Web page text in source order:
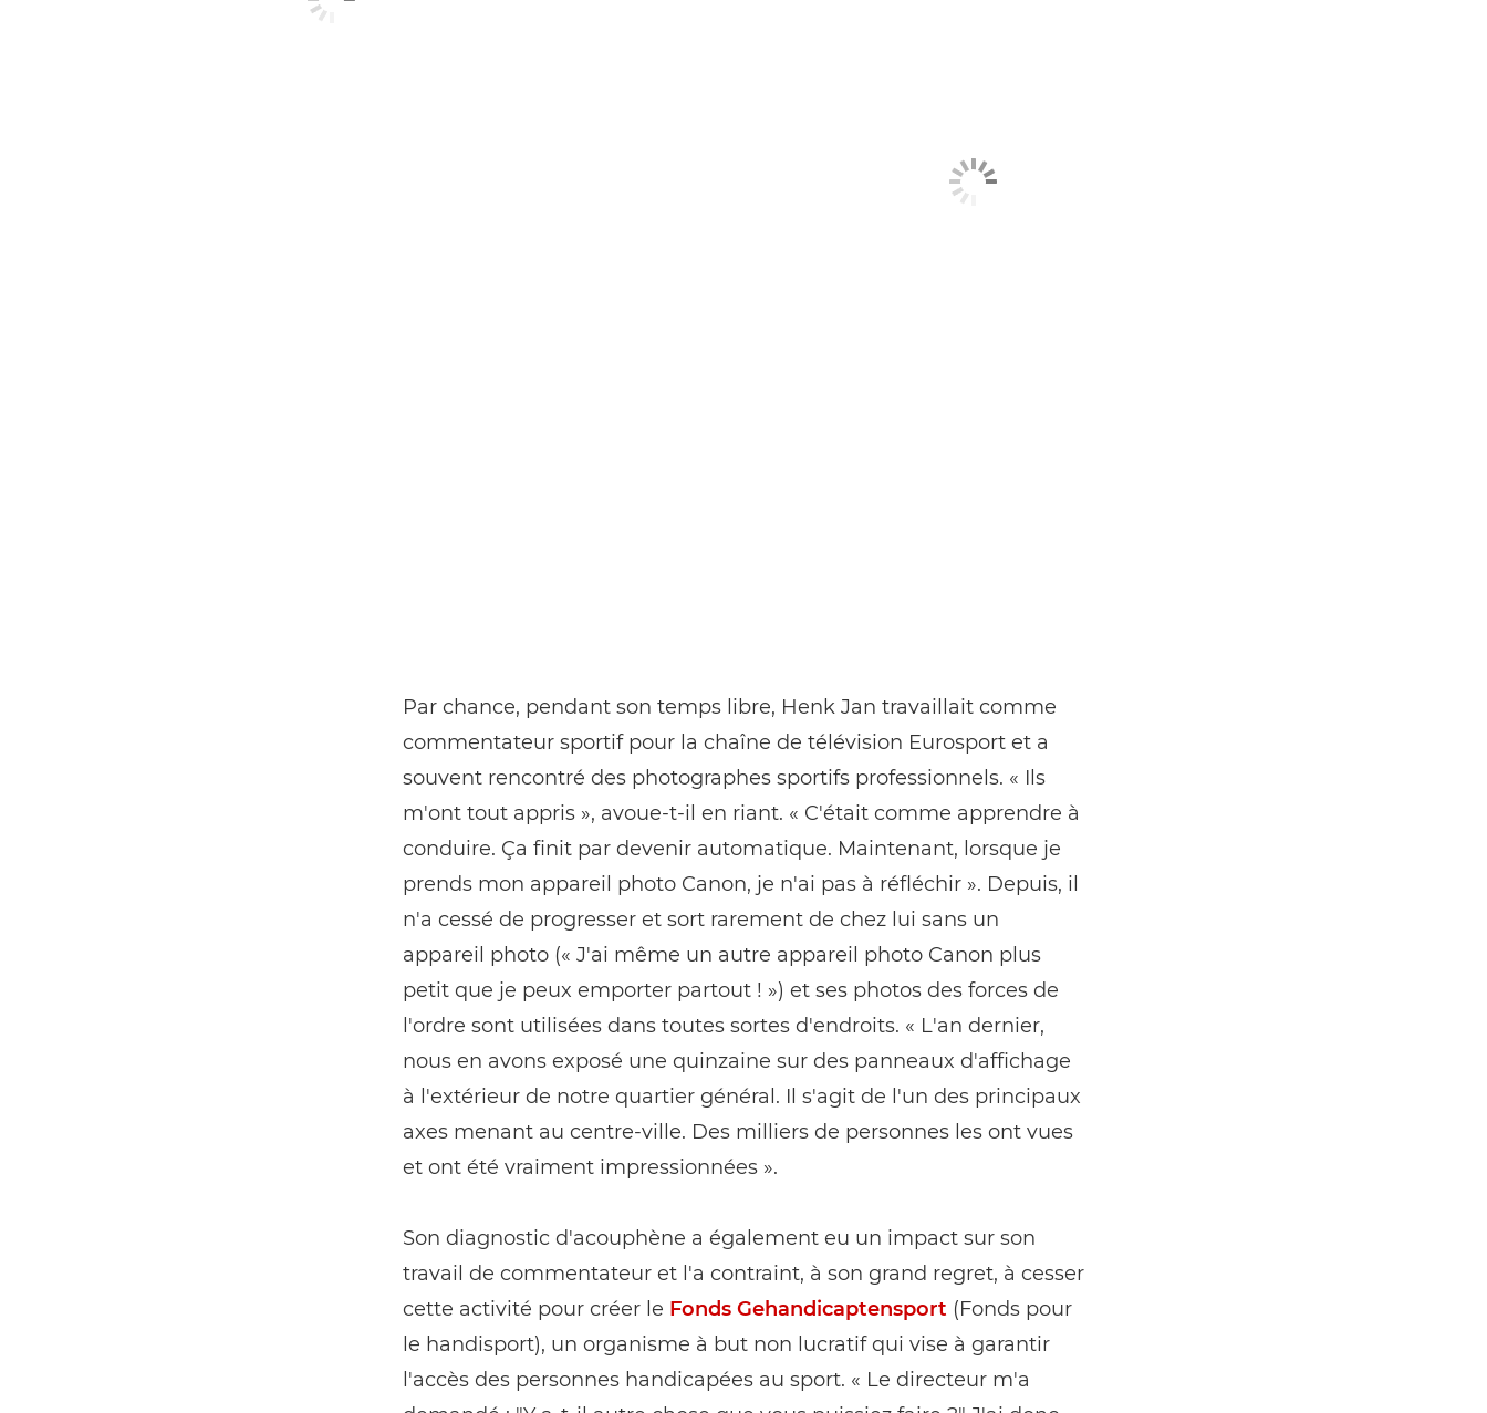
Par chance, pendant son temps libre, Henk Jan travaillait comme
commentateur sportif pour la chaîne de télévision Eurosport et a
souvent rencontré des photographes sportifs professionnels. « Ils
m'ont tout appris », avoue-t-il en riant. « C'était comme apprendre à
conduire. Ça finit par devenir automatique. Maintenant, lorsque je
prends mon appareil photo Canon, je n'ai pas à réfléchir ». Depuis, il
n'a cessé de progresser et sort rarement de chez lui sans un
appareil photo (« J'ai même un autre appareil photo Canon plus
petit que je peux emporter partout ! ») et ses photos des forces de
l'ordre sont utilisées dans toutes sortes d'endroits. « L'an dernier,
nous en avons exposé une quinzaine sur des panneaux d'affichage
à l'extérieur de notre quartier général. Il s'agit de l'un des principaux
axes menant au centre-ville. Des milliers de personnes les ont vues
et ont été vraiment impressionnées ».
Son diagnostic d'acouphène a également eu un impact sur son
travail de commentateur et l'a contraint, à son grand regret, à cesser
cette activité pour créer le Fonds Gehandicaptensport (Fonds pour
le handisport), un organisme à but non lucratif qui vise à garantir
l'accès des personnes handicapées au sport. « Le directeur m'a